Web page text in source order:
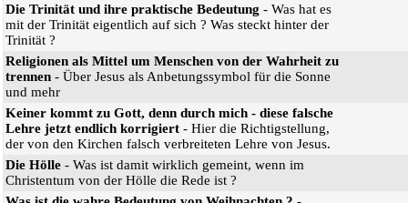
Die Trinität und ihre praktische Bedeutung - Was hat es
mit der Trinität eigentlich auf sich ? Was steckt hinter der
Trinität ?
Religionen als Mittel um Menschen von der Wahrheit zu
trennen - Über Jesus als Anbetungssymbol für die Sonne
und mehr
Keiner kommt zu Gott, denn durch mich - diese falsche
Lehre jetzt endlich korrigiert - Hier die Richtigstellung,
der von den Kirchen falsch verbreiteten Lehre von Jesus.
Die Hölle - Was ist damit wirklich gemeint, wenn im
Christentum von der Hölle die Rede ist ?